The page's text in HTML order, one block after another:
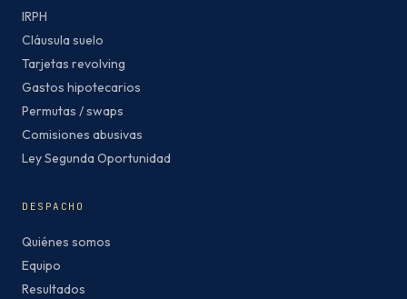
IRPH
Cláusula suelo
Tarjetas revolving
Gastos hipotecarios
Permutas / swaps
Comisiones abusivas
Ley Segunda Oportunidad
DESPACHO
Quiénes somos
Equipo
Resultados